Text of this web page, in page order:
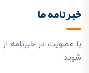
خبرنامه ما
با عضویت در خبرنامه
شوید.